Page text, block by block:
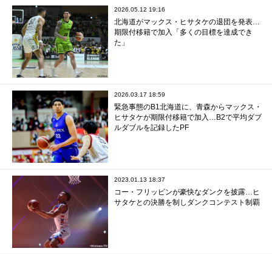
2026.05.12 19:16
北海道がマックス・ヒサタケの退団を発表…
期限付移籍で加入「多くの目標を達成でき
た」
2026.03.17 18:59
緊急事態のB1北海道に、青森からマックス・
ヒサタケが期限付移籍で加入…B2で平均ダブ
ルダブルを記録したPF
2023.01.13 18:37
コー・フリッピンが豪快なダンクを披露…ヒ
サタケとの決勝を制しダンクコンテスト制覇